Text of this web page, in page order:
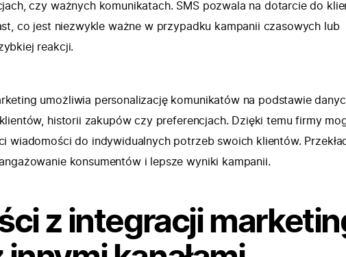
czy ważnych komunikatach. SMS pozwala na dotarcie do
co jest niezwykle ważne w przypadku kampanii czasowych lub
reakcji.
umożliwia personalizację komunikatów na podstawie
historii zakupów czy preferencjach. Dzięki temu firmy
wiadomości do indywidualnych potrzeb swoich klientów.
konsumentów i lepsze wyniki kampanii.
z integracji